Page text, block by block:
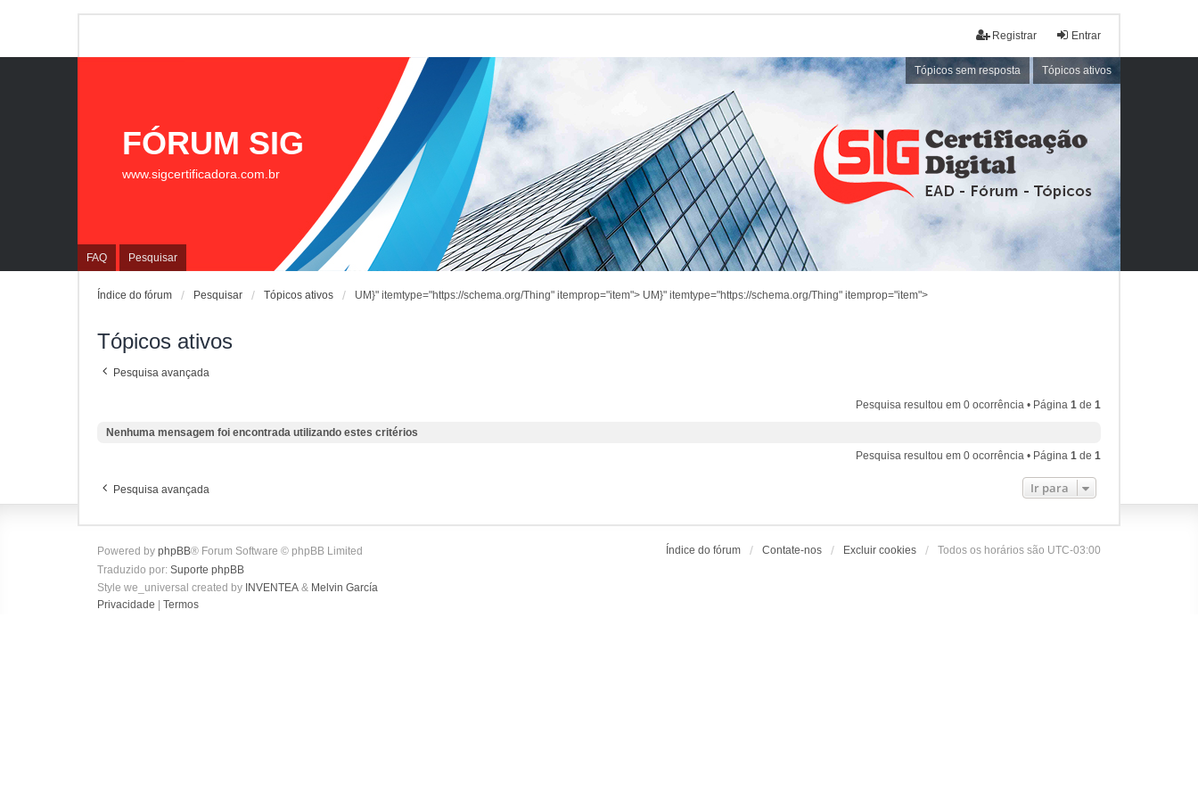
Entrar
Registrar
Tópicos sem resposta Tópicos ativos
FAQ Pesquisar
FÓRUM SIG
www.sigcertificadora.com.br
Índice do fórum Pesquisar UM}" itemtype="https://schema.org/Thing" itemprop="item">
Tópicos ativos UM}" itemtype="https://schema.org/Thing" itemprop="item">
Tópicos ativos
Pesquisa avançada
Pesquisa resultou em 0 ocorrência • Página 1 de 1
Nenhuma mensagem foi encontrada utilizando estes critérios
Pesquisa resultou em 0 ocorrência • Página 1 de 1
Pesquisa avançada Ir para
Índice do fórum Contate-nos Excluir cookies Todos os horários são UTC-03:00
Powered by phpBB® Forum Software © phpBB Limited
Traduzido por: Suporte phpBB
Style we_universal created by INVENTEA & Melvin García
Privacidade
Termos